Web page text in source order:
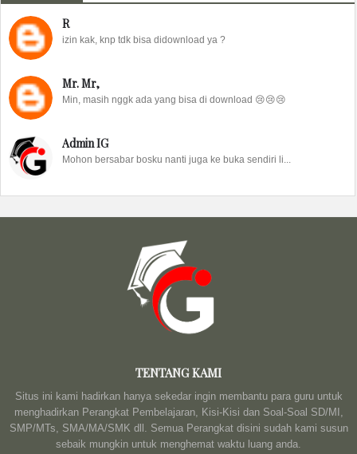
R
izin kak, knp tdk bisa didownload ya ?
Mr. Mr,
Min, masih nggk ada yang bisa di download 😢😢😢
Admin IG
Mohon bersabar bosku nanti juga ke buka sendiri li...
TENTANG KAMI
Situs ini kami hadirkan hanya sekedar ingin membantu para guru untuk
menghadirkan Perangkat Pembelajaran, Kisi-Kisi dan Soal-Soal SD/MI,
SMP/MTs, SMA/MA/SMK dll. Semua Perangkat disini sudah kami susun
sebaik mungkin untuk menghemat waktu luang anda.